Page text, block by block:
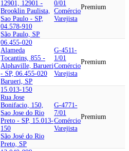
12901, 12901 -
Brooklin Paulista,
Sao Paulo - SP,
04.578-910
São Paulo, SP
0/01
Comércio
Varejista
Premium
06.455-020
Alameda
Tocantins, 855 -
Alphaville, Barueri
- SP, 06.455-020
Barueri, SP
G-4511-
1/01
Comércio
Varejista
Premium
15.013-150
Rua Jose
Bonifacio, 150,
Sao Jose do Rio
Preto - SP, 15.013-
150
São José do Rio
Preto, SP
G-4771-
7/01
Comércio
Varejista
Premium